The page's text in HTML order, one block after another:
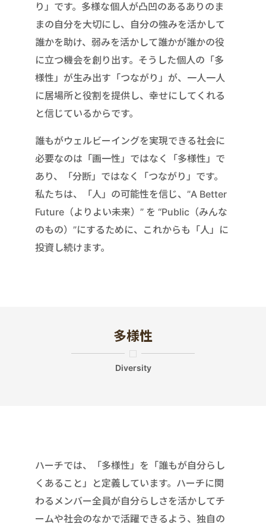
り」です。多様な個人が凸凹のあるありのま
まの自分を大切にし、自分の強みを活かして
誰かを助け、弱みを活かして誰かが誰かの役
に立つ機会を創り出す。そうした個人の「多
様性」が生み出す「つながり」が、一人一人
に居場所と役割を提供し、幸せにしてくれる
と信じているからです。
誰もがウェルビーイングを実現できる社会に
必要なのは「画一性」ではなく「多様性」で
あり、「分断」ではなく「つながり」です。
私たちは、「人」の可能性を信じ、”A Better
Future（よりよい未来）” を “Public（みんな
のもの）”にするために、これからも「人」に
投資し続けます。
多様性
Diversity
ハーチでは、「多様性」を「誰もが自分らし
くあること」と定義しています。ハーチに関
わるメンバー全員が自分らしさを活かしてチ
ームや社会のなかで活躍できるよう、独自の